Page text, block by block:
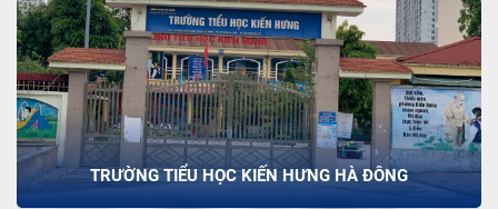
TRƯỜNG TIỂU HỌC KIẾN HƯNG HÀ ĐÔNG